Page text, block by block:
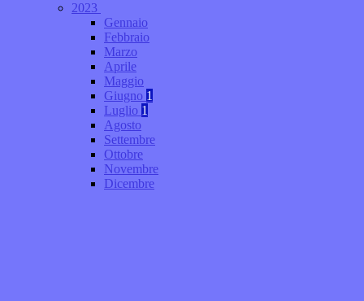
2023
Gennaio
Febbraio
Marzo
Aprile
Maggio
Giugno 1
Luglio 1
Agosto
Settembre
Ottobre
Novembre
Dicembre